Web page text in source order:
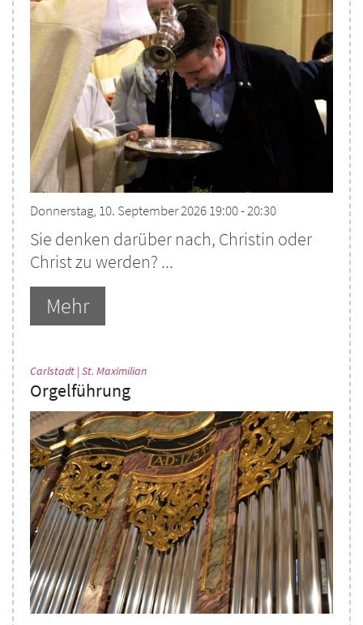
Donnerstag, 10. September 2026 19:00 - 20:30
Sie denken darüber nach, Christin oder
Christ zu werden? ...
Mehr
Carlstadt | St. Maximilian:
Orgelführung